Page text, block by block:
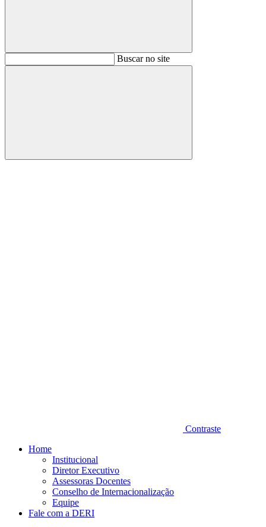
BuscarBuscar no site
Buscar
Contraste
Home
Institucional
Diretor Executivo
Assessoras Docentes
Conselho de Internacionalização
Equipe
Fale com a DERI